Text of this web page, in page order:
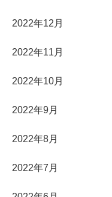
2022年12月
2022年11月
2022年10月
2022年9月
2022年8月
2022年7月